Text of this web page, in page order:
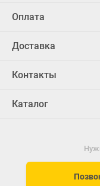
Оплата
Доставка
Контакты
Каталог